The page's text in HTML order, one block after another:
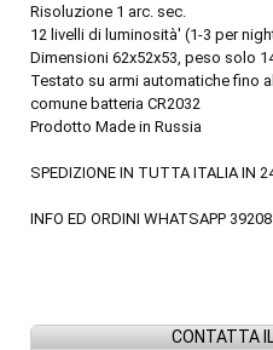
Risoluzione 1 arc. sec.
12 livelli di luminosità' (1-3 per
Dimensioni 62x52x53, peso solo
Testato su armi automatiche fino
comune batteria CR2032
Prodotto Made in Russia
SPEDIZIONE IN TUTTA ITALIA IN
INFO ED ORDINI WHATSAPP
CONTATTA